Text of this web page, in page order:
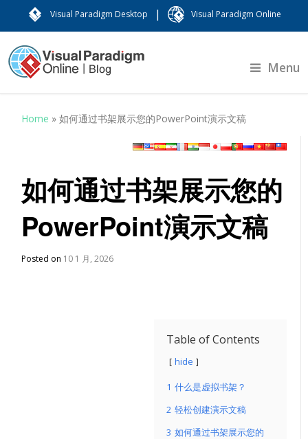
Visual Paradigm Desktop | Visual Paradigm Online
Menu
Home »如何通过书架展示您的PowerPoint演示文稿
如何通过书架展示您的
PowerPoint演示文稿
Posted on 10 1 月, 2026
Table of Contents
hide
1 什么是虚拟书架？
2 轻松创建演示文稿
3 如何通过书架展示您的